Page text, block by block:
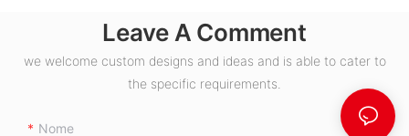
Leave A Comment
we welcome custom designs and ideas and is able to cater to
the specific requirements.
Nome